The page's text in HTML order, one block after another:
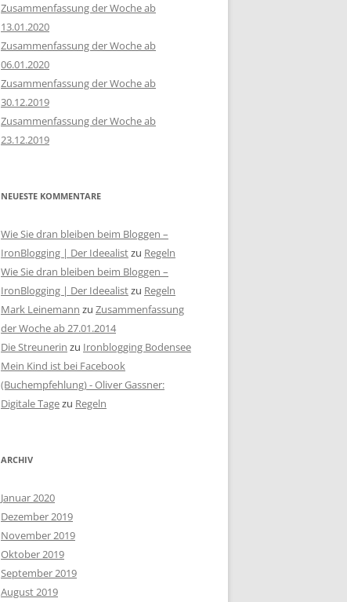
Zusammenfassung der Woche ab
13.01.2020
Zusammenfassung der Woche ab
06.01.2020
Zusammenfassung der Woche ab
30.12.2019
Zusammenfassung der Woche ab
23.12.2019
NEUESTE KOMMENTARE
Wie Sie dran bleiben beim Bloggen –
IronBlogging | Der Ideealistzu Regeln
Wie Sie dran bleiben beim Bloggen –
IronBlogging | Der Ideealistzu Regeln
Mark Leinemann zu Zusammenfassung
der Woche ab 27.01.2014
Die Streunerin zu Ironblogging Bodensee
Mein Kind ist bei Facebook
(Buchempfehlung) - Oliver Gassner:
Digitale Tagezu Regeln
ARCHIV
Januar 2020
Dezember 2019
November 2019
Oktober 2019
September 2019
August 2019